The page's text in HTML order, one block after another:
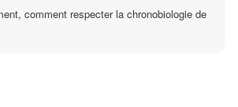
comment respecter la chronobiologie de